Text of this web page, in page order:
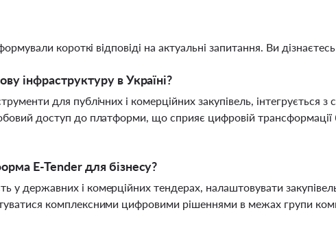
короткі відповіді на актуальні запитання. Ви
інфраструктуру в Україні?
для публічних і комерційних закупівель, інтегрується
доступ до платформи, що сприяє цифровій трансформації
E-Tender для бізнесу?
у державних і комерційних тендерах, налаштовувати
комплексними цифровими рішеннями в межах групи